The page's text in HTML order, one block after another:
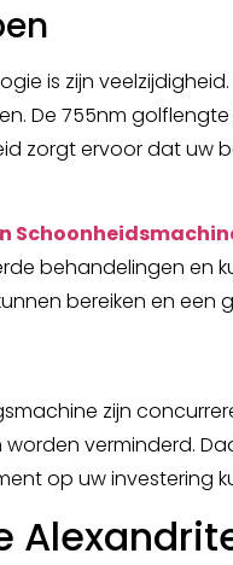
is zijn
755nm
zorgt ervoor dat
behandelingen
bereiken en een
zijn
verminderd.
op uw investering